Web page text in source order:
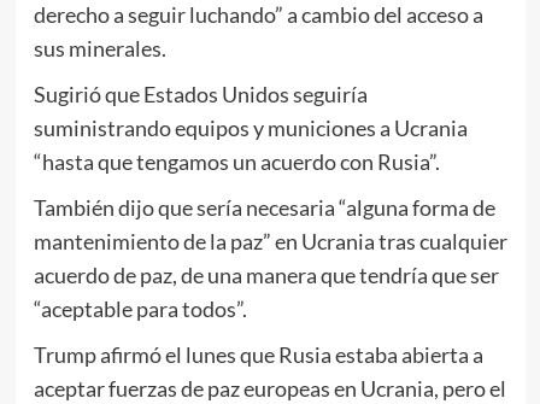
derecho a seguir luchando” a cambio del acceso a
sus minerales.
Sugirió que Estados Unidos seguiría
suministrando equipos y municiones a Ucrania
“hasta que tengamos un acuerdo con Rusia”.
También dijo que sería necesaria “alguna forma de
mantenimiento de la paz” en Ucrania tras cualquier
acuerdo de paz, de una manera que tendría que ser
“aceptable para todos”.
Trump afirmó el lunes que Rusia estaba abierta a
aceptar fuerzas de paz europeas en Ucrania, pero el